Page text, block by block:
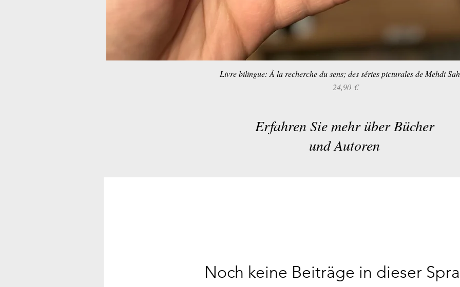
Schnellansicht
Livre bilingue: À la recherche du sens; des séries picturales de Mehdi
Preis
24,90 €
Erfahren Sie mehr über Bücher
und Autoren
Noch keine Beiträge in dieser